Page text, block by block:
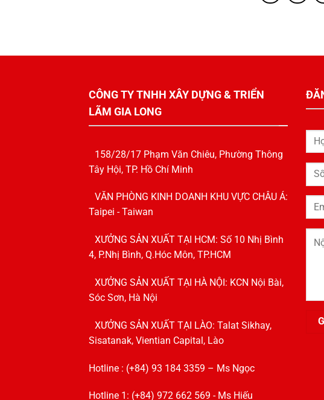
CÔNG TY TNHH XÂY DỰNG & TRIỂN
LÃM GIA LONG
158/28/17 Phạm Văn Chiêu, Phường Thông
Tây Hội, TP. Hồ Chí Minh
VĂN PHÒNG KINH DOANH KHU VỰC CHÂU Á:
Taipei - Taiwan
XƯỞNG SẢN XUẤT TẠI HCM: Số 10 Nhị Bình
4, P.Nhị Bình, Q.Hóc Môn, TP.HCM
XƯỞNG SẢN XUẤT TẠI HÀ NỘI: KCN Nội Bài,
Sóc Sơn, Hà Nội
XƯỞNG SẢN XUẤT TẠI LÀO: Talat Sikhay,
Sisatanak, Vientian Capital, Lào
Hotline : (+84) 93 184 3359 – Ms Ngọc
Hotline 1: (+84) 972 662 569 - Ms Hiếu